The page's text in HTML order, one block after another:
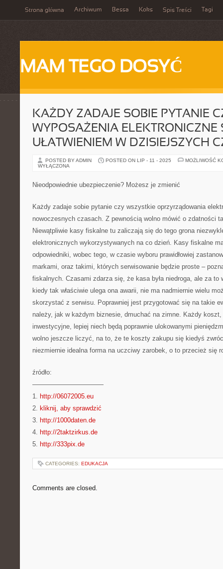
Strona główna Archiwum Bessa Koks Spis Treści Tagi
MAM TEGO DOSYĆ
KAŻDY ZADAJE SOBIE PYTANIE
WYPOSAŻENIA ELEKTRONICZNE
UŁATWIENIEM W DZISIEJSZYCH
POSTED BY ADMIN POSTED ON LIP - 11 - 2025
MOŻLIWOŚĆ
WYŁĄCZONA
Nieodpowiednie ubezpieczenie? Możesz je zmienić
Każdy zadaje sobie pytanie czy wszystkie oprzyrządowania
nowoczesnych czasach. Z pewnością wolno mówić o zdatności
Niewątpliwie kasy fiskalne tu zaliczają się do tego grona
elektronicznych wykorzystywanych na co dzień. Kasy fiskalne
odpowiedniki, wobec tego, w czasie wyboru prawidłowiej
markami, oraz takimi, których serwisowanie będzie proste –
fiskalnych. Czasami zdarza się, że kasa była niedroga, ale za
kiedy tak właściwie ulega ona awarii, nie ma nadmiernie wielu
skorzystać z serwisu. Poprawniej jest przygotować się na takie
należy, jak w każdym biznesie, dmuchać na zimne. Każdy
inwestycyjne, lepiej niech będą poprawnie ulokowanymi
wolno jeszcze liczyć, na to, że te koszty zakupu się kiedyś
niezmiernie idealna forma na uczciwy zarobek, o to przecież się
źródło:
———————————
1. http://06072005.eu
2. kliknij, aby sprawdzić
3. http://1000daten.de
4. http://2taktzirkus.de
5. http://333pix.de
CATEGORIES: EDUKACJA
Comments are closed.